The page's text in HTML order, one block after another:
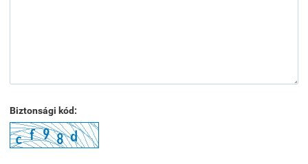
Biztonsági kód: